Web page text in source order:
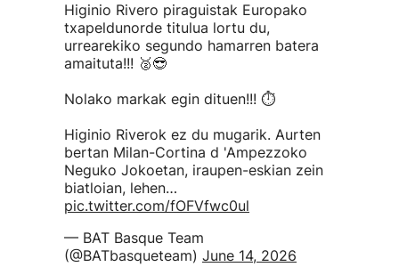
Higinio Rivero piraguistak Europako
txapeldunorde titulua lortu du,
urrearekiko segundo hamarren batera
amaituta!!! 🥈😎
Nolako markak egin dituen!!! ⏱️
Higinio Riverok ez du mugarik. Aurten
bertan Milan-Cortina d 'Ampezzoko
Neguko Jokoetan, iraupen-eskian zein
biatloian, lehen…
pic.twitter.com/fOFVfwc0ul
— BAT Basque Team
(@BATbasqueteam) June 14, 2026